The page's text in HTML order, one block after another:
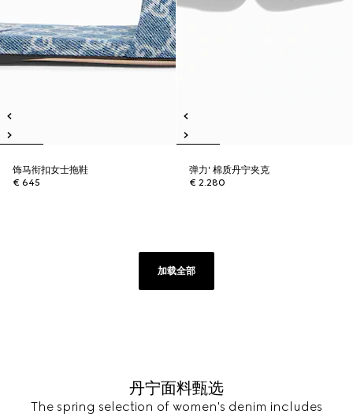
饰马衔扣女士拖鞋
€ 645
弹力' 棉质丹宁夹克
€ 2.280
加载全部
丹宁面料甄选
The spring selection of women's denim includes